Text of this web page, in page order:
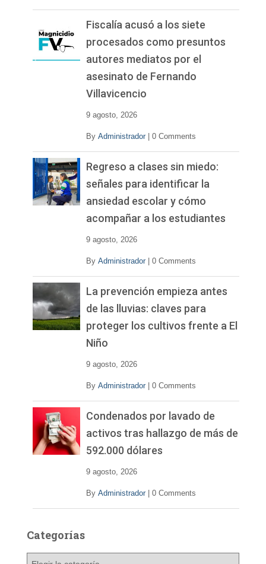
Fiscalía acusó a los siete
procesados como presuntos
autores mediatos por el
asesinato de Fernando
Villavicencio
9 agosto, 2026
By Administrador 0 Comments
Regreso a clases sin miedo:
señales para identificar la
ansiedad escolar y cómo
acompañar a los estudiantes
9 agosto, 2026
By Administrador 0 Comments
La prevención empieza antes
de las lluvias: claves para
proteger los cultivos frente a El
Niño
9 agosto, 2026
By Administrador 0 Comments
Condenados por lavado de
activos tras hallazgo de más de
592.000 dólares
9 agosto, 2026
By Administrador 0 Comments
Categorías